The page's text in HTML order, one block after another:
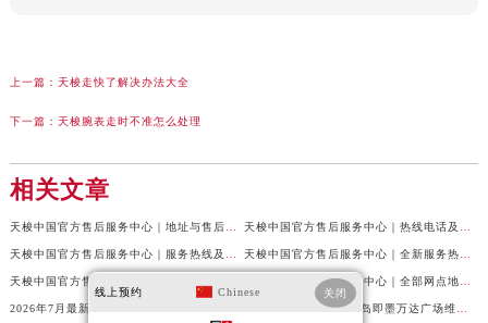
上一篇： 天梭走快了解决办法大全
下一篇： 天梭腕表走时不准怎么处理
相关文章
线上预约 Chinese 关闭